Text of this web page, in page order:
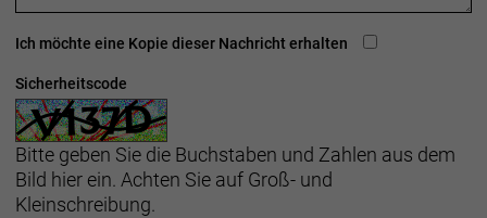
Ich möchte eine Kopie dieser Nachricht erhalten
Sicherheitscode
Bitte geben Sie die Buchstaben und Zahlen aus dem
Bild hier ein. Achten Sie auf Groß- und
Kleinschreibung.